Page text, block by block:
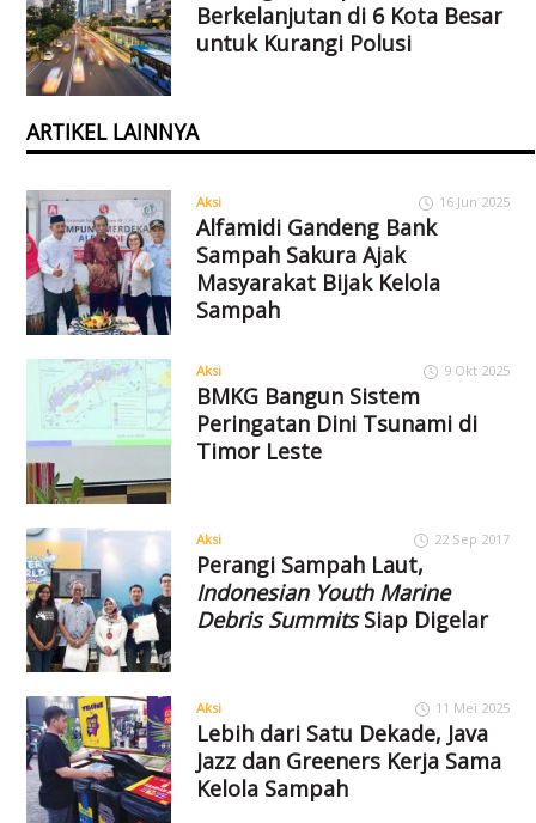
Berkelanjutan di 6 Kota Besar
untuk Kurangi Polusi
ARTIKEL LAINNYA
Aksi 16 Jun 2025
Alfamidi Gandeng Bank
Sampah Sakura Ajak
Masyarakat Bijak Kelola
Sampah
Aksi 9 Okt 2025
BMKG Bangun Sistem
Peringatan Dini Tsunami di
Timor Leste
Aksi 22 Sep 2017
Perangi Sampah Laut,
Indonesian Youth Marine
Debris SummitsSiap Digelar
Aksi 11 Mei 2025
Lebih dari Satu Dekade, Java
Jazz dan Greeners Kerja Sama
Kelola Sampah